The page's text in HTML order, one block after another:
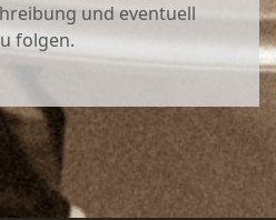
und eventuell
folgen.